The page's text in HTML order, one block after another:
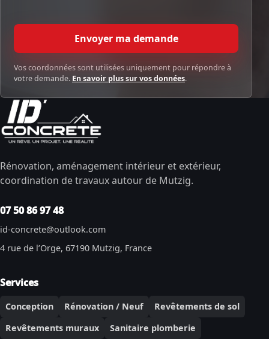
Envoyer ma demande
Vos coordonnées sont utilisées uniquement pour répondre à
votre demande. En savoir plus sur vos données.
Rénovation, aménagement intérieur et extérieur,
coordination de travaux autour de Mutzig.
07 50 86 97 48
id-concrete@outlook.com
4 rue de l’Orge, 67190 Mutzig, France
Services
Conception Rénovation / Neuf
Revêtements de sol
Revêtements muraux
Sanitaire plomberie